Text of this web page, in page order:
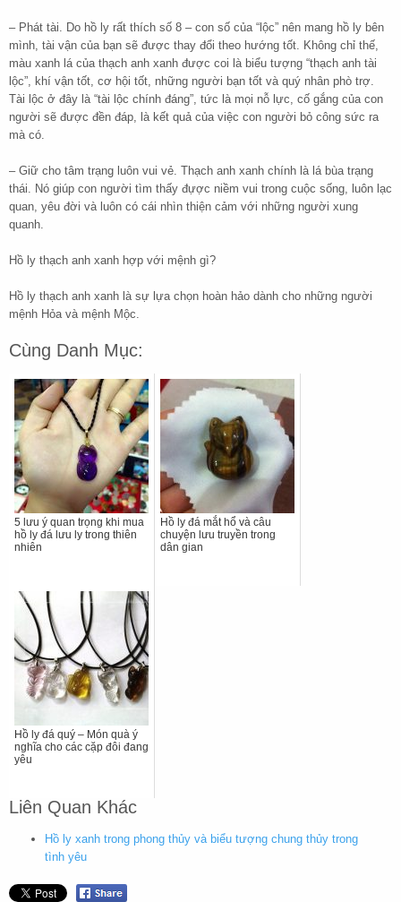
– Phát tài. Do hồ ly rất thích số 8 – con số của “lộc” nên mang hồ ly bên
mình, tài vận của bạn sẽ được thay đổi theo hướng tốt. Không chỉ thế,
màu xanh lá của thạch anh xanh được coi là biểu tượng “thạch anh tài
lộc”, khí vận tốt, cơ hội tốt, những người bạn tốt và quý nhân phò trợ.
Tài lộc ở đây là “tài lộc chính đáng”, tức là mọi nỗ lực, cố gắng của con
người sẽ được đền đáp, là kết quả của việc con người bỏ công sức ra
mà có.
– Giữ cho tâm trạng luôn vui vẻ. Thạch anh xanh chính là lá bùa trạng
thái. Nó giúp con người tìm thấy đựợc niềm vui trong cuộc sống, luôn lạc
quan, yêu đời và luôn có cái nhìn thiện cảm với những người xung
quanh.
Hồ ly thạch anh xanh hợp với mệnh gì?
Hồ ly thạch anh xanh là sự lựa chọn hoàn hảo dành cho những người
mệnh Hỏa và mệnh Mộc.
Cùng Danh Mục:
5 lưu ý quan trọng khi mua
hồ ly đá lưu ly trong thiên
nhiên
Hồ ly đá mắt hổ và câu
chuyện lưu truyền trong
dân gian
Hồ ly đá quý – Món quà ý
nghĩa cho các cặp đôi đang
yêu
Liên Quan Khác
Hồ ly xanh trong phong thủy và biểu tượng chung thủy trong
tình yêu